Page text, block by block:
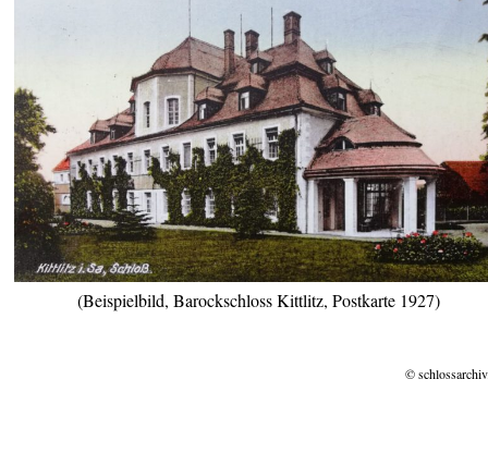
(Beispielbild, Barockschloss Kittlitz, Postkarte 1927)
©